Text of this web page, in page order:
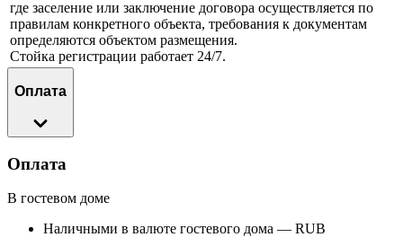
где заселение или заключение договора осуществляется по
правилам конкретного объекта, требования к документам
определяются объектом размещения.
Стойка регистрации работает 24/7.
Оплата
Оплата
В гостевом доме
Наличными в валюте гостевого дома — RUB